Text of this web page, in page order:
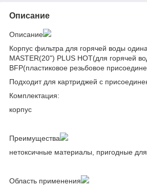
Описание
Описание
Корпус фильтра для горячей воды
MASTER(20") PLUS HOT(для горячей
BFP(пластиковое резьбовое
Подходит для картриджей с
Комплектация:
корпус
Преимущества
нетоксичные материалы, пригодные
Область применения